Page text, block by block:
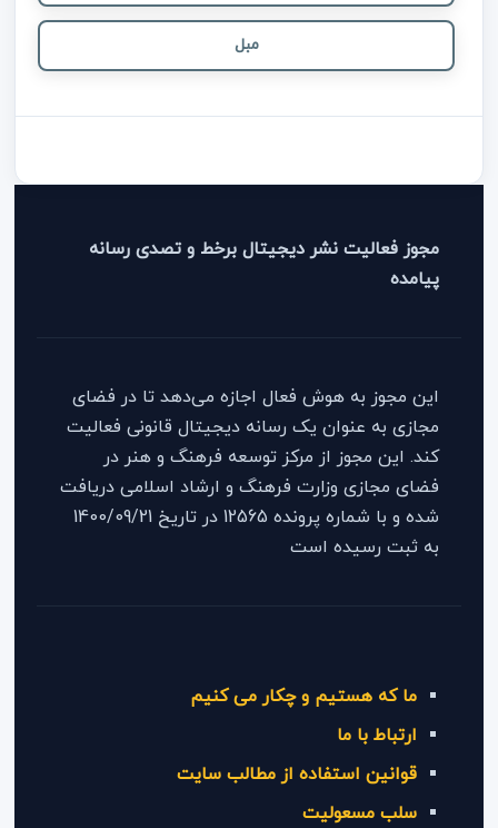
مبل
مجوز فعالیت نشر دیجیتال برخط و تصدی رسانه
پیامده
این مجوز به هوش فعال اجازه می‌دهد تا در فضای
مجازی به عنوان یک رسانه دیجیتال قانونی فعالیت
کند. این مجوز از مرکز توسعه فرهنگ و هنر در
فضای مجازی وزارت فرهنگ و ارشاد اسلامی دریافت
شده و با شماره پرونده 12565 در تاریخ 1400/09/21
به ثبت رسیده است
ما که هستیم و چکار می کنیم
ارتباط با ما
قوانین استفاده از مطالب سایت
سلب مسعولیت